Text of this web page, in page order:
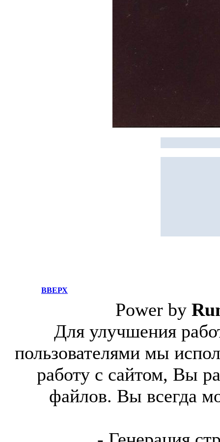
ВВЕРХ
Power by
Для улучшения
пользователями мы
работу с сайтом, Вы
файлов. Вы всегда